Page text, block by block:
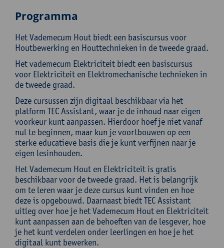
Programma
Het Vademecum Hout biedt een basiscursus voor
Houtbewerking en Houttechnieken in de tweede graad.
Het vademecum Elektriciteit biedt een basiscursus
voor Elektriciteit en Elektromechanische technieken in
de tweede graad.
Deze cursussen zijn digitaal beschikbaar via het
platform TEC Assistant, waar je de inhoud naar eigen
voorkeur kunt aanpassen. Hierdoor hoef je niet vanaf
nul te beginnen, maar kun je voortbouwen op een
sterke educatieve basis die je kunt verfijnen naar je
eigen lesinhouden.
Het Vademecum Hout en Elektriciteit is gratis
beschikbaar voor de tweede graad. Het is belangrijk
om te leren waar je deze cursus kunt vinden en hoe
deze is opgebouwd. Daarnaast biedt TEC Assistant
uitleg over hoe je het Vademecum Hout en Elektriciteit
kunt aanpassen aan de behoeften van de lesgever, hoe
je het kunt verdelen onder leerlingen en hoe je het
digitaal kunt bewerken.